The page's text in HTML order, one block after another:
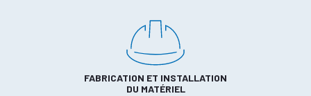
FABRICATION ET INSTALLATION
DU MATÉRIEL